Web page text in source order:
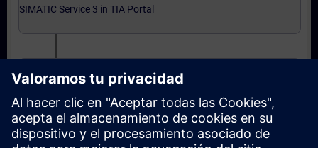
SIMATIC Service 3 in TIA Portal
SIMATIC Service 3 in TIA Portal (Präsenz-Training)